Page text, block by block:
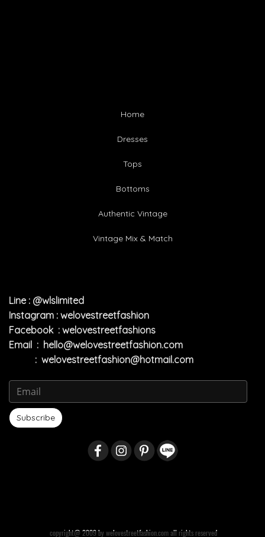
Home
Dresses
Tops
Bottoms
Authentic Vintage
Vintage Mix & Match
Line : @wlslimited
Instagram : welovestreetfashion
Facebook : welovestreetfashions
Email : hello@welovestreetfashion.com
: welovestreetfashion@hotmail.com
Subscribe
copyright@ 2009 by welovestreetfashion.com all rights reserved